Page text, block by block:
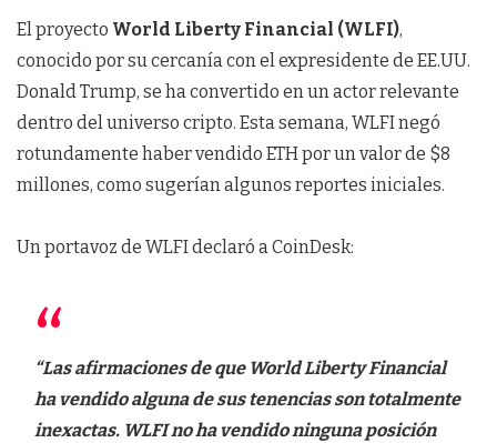
El proyecto World Liberty Financial (WLFI),
conocido por su cercanía con el expresidente de EE.UU.
Donald Trump, se ha convertido en un actor relevante
dentro del universo cripto. Esta semana, WLFI negó
rotundamente haber vendido ETH por un valor de $8
millones, como sugerían algunos reportes iniciales.
Un portavoz de WLFI declaró a CoinDesk:
“Las afirmaciones de que World Liberty Financial
ha vendido alguna de sus tenencias son totalmente
inexactas. WLFI no ha vendido ninguna posición